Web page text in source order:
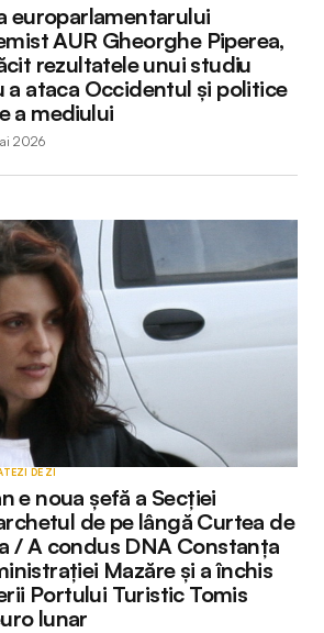
europarlamentarului
AUR Gheorghe Piperea,
rezultatele unui studiu
ataca Occidentul și politice
a mediului
2026
ZI DE ZI
e noua șefă a Secției
de pe lângă Curtea de
/ A condus DNA Constanța
Mazăre și a închis
Portului Turistic Tomis
lunar